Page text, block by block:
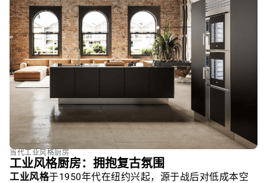
当代工业风格厨房
工业风格厨房：拥抱复古氛围
工业风格于1950年代在纽约兴起，源于战后对低成本空